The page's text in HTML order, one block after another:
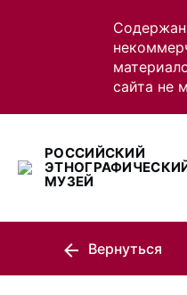
сайта не
РОССИЙСКИЙ
МУЗЕЙ
Вернуться